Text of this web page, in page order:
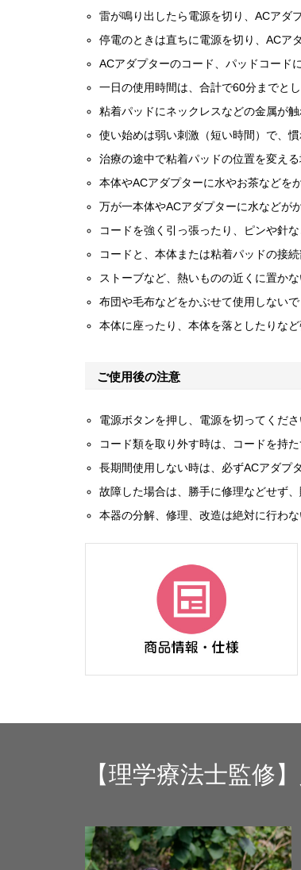
雷が鳴り出したら電源を切り、ACアダ
停電のときは直ちに電源を切り、ACア
ACアダプターのコード、パッドコード
一日の使用時間は、合計で60分までと
粘着パッドにネックレスなどの金属が
使い始めは弱い刺激（短い時間）で、
治療の途中で粘着パッドの位置を変え
本体やACアダプターに水やお茶などを
万が一本体やACアダプターに水などが
コードを強く引っ張ったり、ピンや針
コードと、本体または粘着パッドの接
ストーブなど、熱いものの近くに置か
布団や毛布などをかぶせて使用しない
本体に座ったり、本体を落としたりな
ご使用後の注意
電源ボタンを押し、電源を切ってくださ
コード類を取り外す時は、コードを持
長期間使用しない時は、必ずACアダプ
故障した場合は、勝手に修理などせず
本器の分解、修理、改造は絶対に行わ
【理学療法士監修